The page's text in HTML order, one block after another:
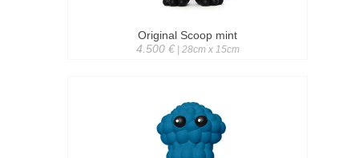
Original Scoop mint
4.500 €| 28cm x 15cm